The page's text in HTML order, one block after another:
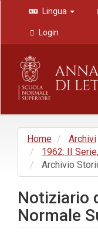
Navigazione
principale
Contenuto
principale
Barra
laterale
Lingua
Login
Home
Archivi
1962: II
Archivio
Notiziario
Normale